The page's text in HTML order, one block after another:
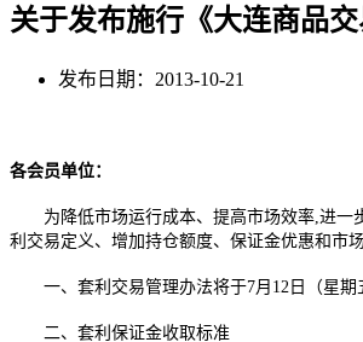
关于发布施行《大连商品
发布日期：2013-10-21
各会员单位：
为降低市场运行成本、提高市场效率,进一步
利交易定义、增加持仓额度、保证金优惠和市
一、套利交易管理办法将于7月12日（星期
二、套利保证金收取标准